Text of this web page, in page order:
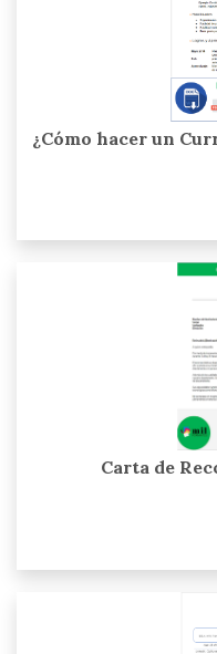
¿Cómo hacer un
Carta de